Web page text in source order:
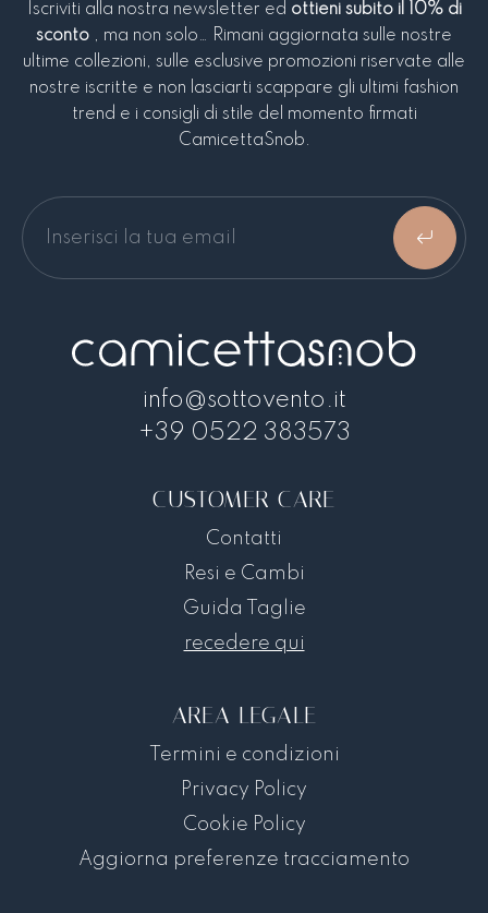
Iscriviti alla nostra newsletter ed ottieni subito il 10% di
sconto , ma non solo… Rimani aggiornata sulle nostre
ultime collezioni, sulle esclusive promozioni riservate alle
nostre iscritte e non lasciarti scappare gli ultimi fashion
trend e i consigli di stile del momento firmati
CamicettaSnob.
info@sottovento.it
+39 0522 383573
CUSTOMER CARE
Contatti
Resi e Cambi
Guida Taglie
recedere qui
AREA LEGALE
Termini e condizioni
Privacy Policy
Cookie Policy
Aggiorna preferenze tracciamento